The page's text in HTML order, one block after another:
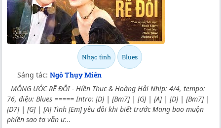
Nhạc tình Blues
Sáng tác: Ngô Thụy Miên
MỘNG ƯỚC RẼ ĐÔI - Hiền Thục & Hoàng Hải Nhịp: 4/4, tempo:
76, điệu: Blues ===== Intro: [D] | [Bm7] | [G] | [A] | [D] | [Bm7] |
[D7] | [G] | [A] Tình [Em] yêu đôi khi biết trước Mang bao muộn
phiền sao ta vẫn ư...